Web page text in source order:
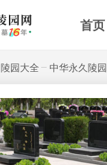
首页
陵园大全 中华永久陵园